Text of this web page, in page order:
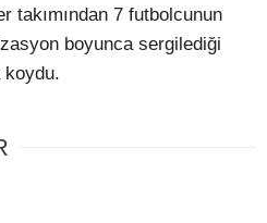
takımından 7 futbolcunun
boyunca sergilediği
koydu.